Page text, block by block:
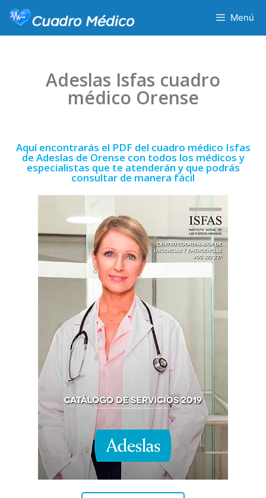
Menú
Adeslas Isfas cuadro
médico Orense
Aquí encontrarás el PDF del cuadro médico Isfas
de Adeslas de Orense con todos los médicos y
especialistas que te atenderán y que podrás
consultar de manera fácil